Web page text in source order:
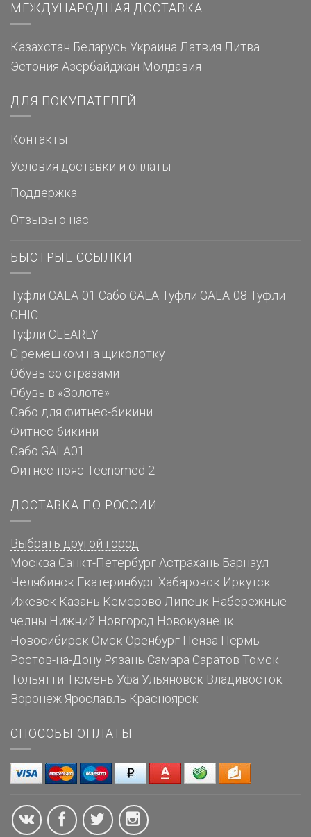
МЕЖДУНАРОДНАЯ ДОСТАВКА
Казахстан Беларусь Украина Латвия Литва
Эстония Азербайджан Молдавия
ДЛЯ ПОКУПАТЕЛЕЙ
Контакты
Условия доставки и оплаты
Поддержка
Отзывы о нас
БЫСТРЫЕ ССЫЛКИ
Туфли GALA-01 Сабо GALA Туфли GALA-08 Туфли
CHIC
Туфли CLEARLY
С ремешком на щиколотку
Обувь со стразами
Обувь в «Золоте»
Сабо для фитнес-бикини
Фитнес-бикини
Сабо GALA01
Фитнес-пояс Tecnomed 2
ДОСТАВКА ПО РОССИИ
Выбрать другой город
Москва Санкт-Петербург Астрахань Барнаул
Челябинск Екатеринбург Хабаровск Иркутск
Ижевск Казань Кемерово Липецк Набережные
челны Нижний Новгород Новокузнецк
Новосибирск Омск Оренбург Пенза Пермь
Ростов-на-Дону Рязань Самара Саратов Томск
Тольятти Тюмень Уфа Ульяновск Владивосток
Воронеж Ярославль Красноярск
СПОСОБЫ ОПЛАТЫ